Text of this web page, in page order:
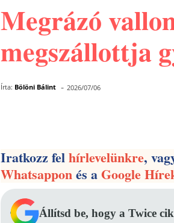
Megrázó
megszállottja
Írta: Bölöni Bálint - 2026/07/06
Iratkozz felhírlevelünkre,
Whatsapponés aGoogle
Állítsd be, hogy a Twice